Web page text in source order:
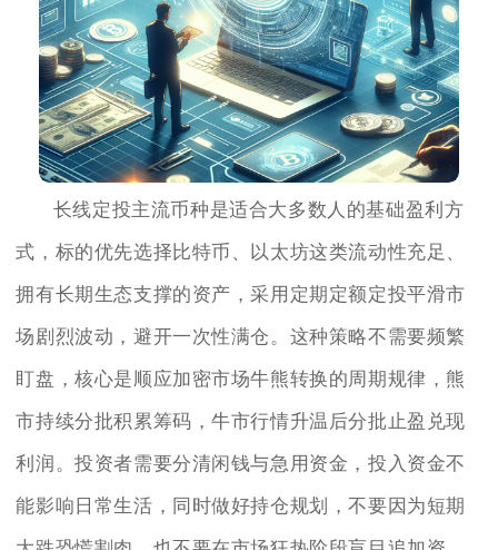
长线定投主流币种是适合大多数人的基础盈利方
式，标的优先选择比特币、以太坊这类流动性充足、
拥有长期生态支撑的资产，采用定期定额定投平滑市
场剧烈波动，避开一次性满仓。这种策略不需要频繁
盯盘，核心是顺应加密市场牛熊转换的周期规律，熊
市持续分批积累筹码，牛市行情升温后分批止盈兑现
利润。投资者需要分清闲钱与急用资金，投入资金不
能影响日常生活，同时做好持仓规划，不要因为短期